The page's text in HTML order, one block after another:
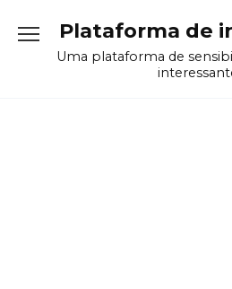
содержанию
Plataforma de
Uma plataforma de